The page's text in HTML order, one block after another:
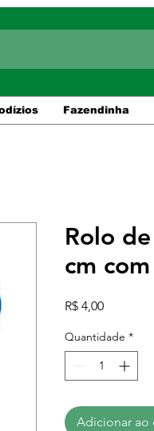
Fazendinha
Rolo
cm
R$ 4,00Preço
Quantidade *
Adicionar ao